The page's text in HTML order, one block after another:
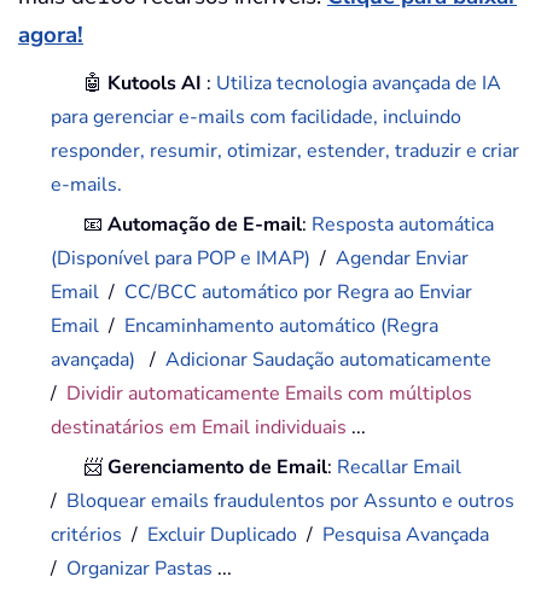
agora!
🤖 Kutools AI : Utiliza tecnologia avançada de IA
para gerenciar e-mails com facilidade, incluindo
responder, resumir, otimizar, estender, traduzir e criar
e-mails.
📧Automação de E-mail: Resposta automática
(Disponível para POP e IMAP) /Agendar Enviar
Email / CC/BCC automático por Regra ao Enviar
Email / Encaminhamento automático (Regra
avançada) /Adicionar Saudação automaticamente
/ Dividir automaticamente Emails com múltiplos
destinatários em Email individuais ...
📨Gerenciamento de Email: Recallar Email
/ Bloquear emails fraudulentos por Assunto e outros
critérios / Excluir Duplicado / Pesquisa Avançada
/ Organizar Pastas ...